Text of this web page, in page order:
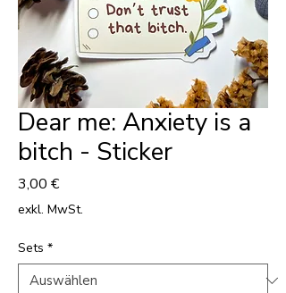
Dear me: Anxiety is a
bitch - Sticker
3,00 €Preis
exkl. MwSt.
Sets *